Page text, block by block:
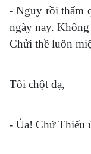
- Nguy rồi thẩm
ngày nay.
Chửi thề luôn
Tôi chột dạ,
- Ủa! Chứ Thiếu